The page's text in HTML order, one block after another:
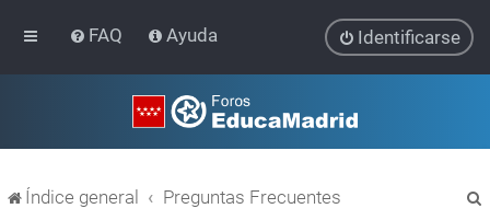
FAQ Ayuda Identificarse
Índice general Preguntas Frecuentes